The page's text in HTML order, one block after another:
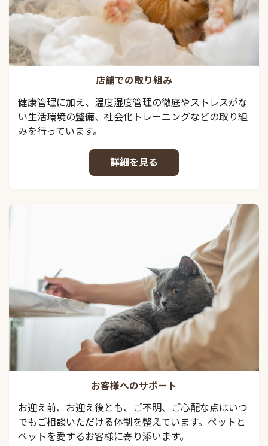
店舗での取り組み
健康管理に加え、温度湿度管理の徹底やストレスがな
い生活環境の整備、社会化トレーニングなどの取り組
みを行っています。
詳細を見る
お客様へのサポート
お迎え前、お迎え後とも、ご不明、ご心配な点はいつ
でもご相談いただける体制を整えています。ペットと
ペットを愛するお客様に寄り添います。